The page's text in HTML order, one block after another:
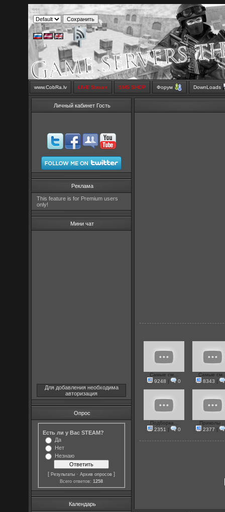
www.CobRa.lv LIVE Stream SMS SHOP Форум DownLoads
Личный кабинет Гость
Реклама
This feature is for Premium users
only!
Мини чат
Для добавления необходима
авторизация
Опрос
Есть ли у Вас STEAM?
Да
Нет
Незнаю
[Результаты ·Архив опросов ]
Всего ответов:1258
Календарь
Самые см...
9248 | 0
Самые
8343 |
Подборка...
2351 | 0
Приколы
2377 |